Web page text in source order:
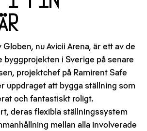
nu Avicii Arena, är ett av de
byggprojekten i Sverige på senare
projektchef på Ramirent Safe
uppdraget att bygga ställning som
och fantastiskt roligt.
deras flexibla ställningssystem
mellan alla involverade